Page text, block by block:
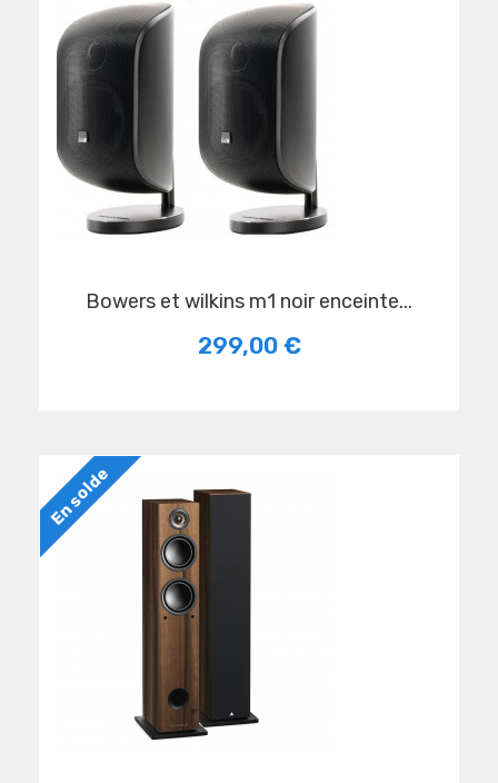
bowers et wilkins m1 noir enceinte...
299,00 €
En solde